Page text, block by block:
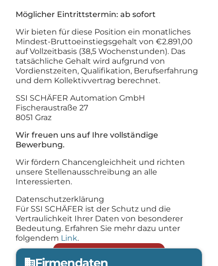
Möglicher Eintrittstermin: ab sofort
Wir bieten für diese Position ein monatliches
Mindest-Bruttoeinstiegsgehalt von €2.891,00
auf Vollzeitbasis (38,5 Wochenstunden). Das
tatsächliche Gehalt wird aufgrund von
Vordienstzeiten, Qualifikation, Berufserfahrung
und dem Kollektivvertrag berechnet.
​SSI SCHÄFER Automation GmbH
Fischeraustraße 27
8051 Graz
Wir freuen uns auf Ihre vollständige
Bewerbung.
Wir fördern Chancengleichheit und richten
unsere Stellenausschreibung an alle
Interessierten.
Datenschutzerklärung
Für SSI SCHÄFER ist der Schutz und die
Vertraulichkeit Ihrer Daten von besonderer
Bedeutung. Erfahren Sie mehr dazu unter
folgendem Link.
Firmendaten